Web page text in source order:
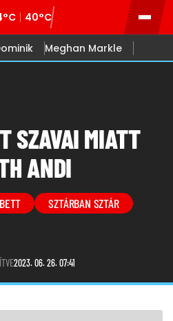
40°C
Meghan Markle
SZAVAI MIATT
ANDI
SZTÁRBAN SZTÁR
2023. 06. 26. 07:41